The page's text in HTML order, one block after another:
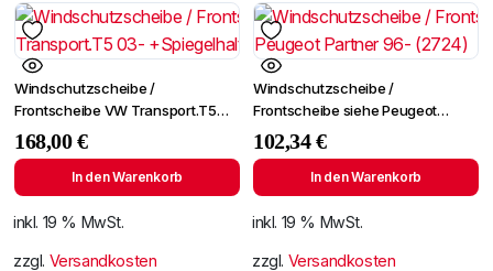
Windschutzscheibe /
Frontscheibe VW Transport.T5
03- +Spiegelhalter
168,00€
In den Warenkorb
inkl. 19 % MwSt.
zzgl. Versandkosten
Windschutzscheibe /
Frontscheibe siehe Peugeot
Partner 96- (2724)
102,34€
In den Warenkorb
inkl. 19 % MwSt.
zzgl. Versandkosten